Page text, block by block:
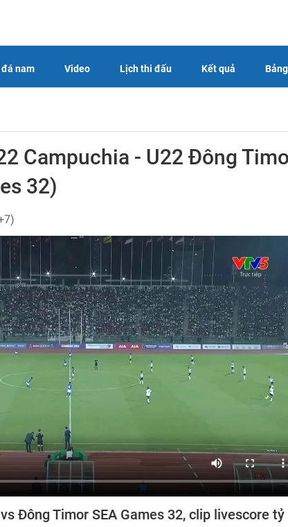
nam Video Lịch thi đấu Kết quả
Campuchia - U22 Đông
32)
Đông Timor SEA Games 32, clip livescore tỷ